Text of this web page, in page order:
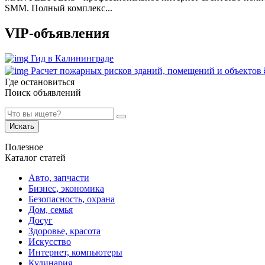
SMM. Полный комплекс...
VIP-объявления
Гид в Калининграде
Расчет пожарных рисков зданий, помещений и объектов
Где остановиться
Поиск объявлений
Искать
Полезное
Каталог статей
Авто, запчасти
Бизнес, экономика
Безопасность, охрана
Дом, семья
Досуг
Здоровье, красота
Искусство
Интернет, компьютеры
Кулинария